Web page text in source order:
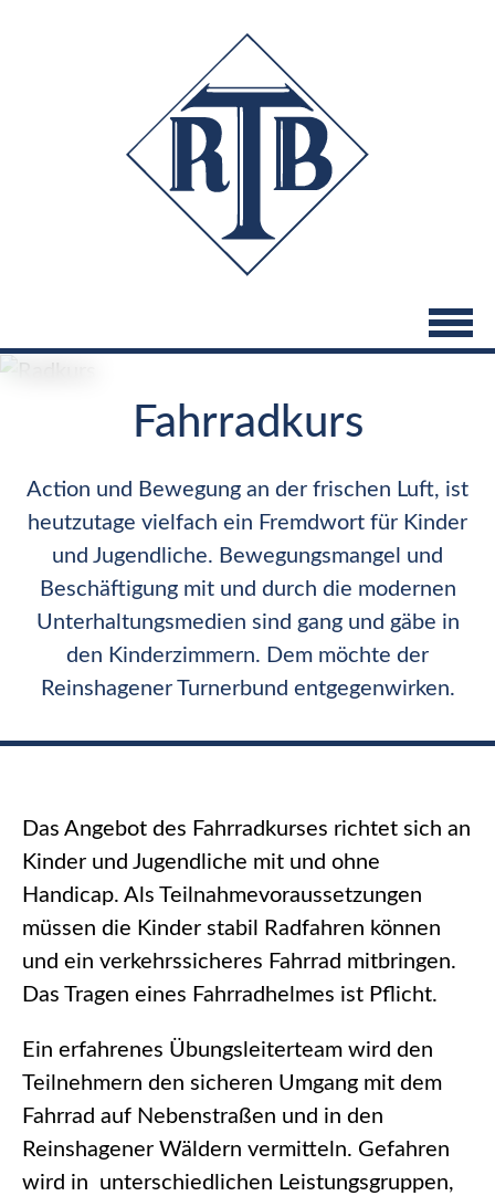
Fahrradkurs
Action und Bewegung an der frischen Luft, ist
heutzutage vielfach ein Fremdwort für Kinder
und Jugendliche. Bewegungsmangel und
Beschäftigung mit und durch die modernen
Unterhaltungsmedien sind gang und gäbe in
den Kinderzimmern. Dem möchte der
Reinshagener Turnerbund entgegenwirken.
Das Angebot des Fahrradkurses richtet sich an
Kinder und Jugendliche mit und ohne
Handicap. Als Teilnahmevoraussetzungen
müssen die Kinder stabil Radfahren können
und ein verkehrssicheres Fahrrad mitbringen.
Das Tragen eines Fahrradhelmes ist Pflicht.
Ein erfahrenes Übungsleiterteam wird den
Teilnehmern den sicheren Umgang mit dem
Fahrrad auf Nebenstraßen und in den
Reinshagener Wäldern vermitteln. Gefahren
wird in unterschiedlichen Leistungsgruppen,